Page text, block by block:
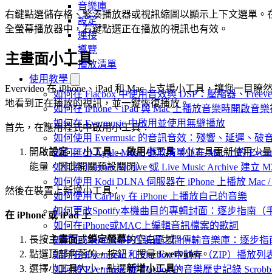
音樂庫
設定
連接
導覽
播放清單
使用教學
如何在 Flacbox 中使用音效與 DSP：壓縮器、
如何在 iPhone、iPad 與 Mac 上播放音樂時開啟音
如何在 Evermusic 中啟用並使用無縫播放
如何使用 Evermusic 的音訊音效：殘響、延遲、破
如何匯出 Apple Music 播放清單並在 Mac 上的
如何為 Internet Archive 或 Live Music Archive 建立
如何使用 Kodi DLNA 伺服器在 iPhone 上播放 Mac
如何使用 CarPlay 在 iPhone 上播放自己的音樂
如何更改Spotify本機曲目的專輯封面：逐步指南（
如何在iPhone或MAC上編輯音訊檔案的歌詞
如何在Evermusic中在裝置之間傳輸音樂庫：逐步指
如何在 Evermusic 和 Flacbox 中封存（ZIP）播放
如何將 Evermusic 或 Flacbox 的音樂歷史記錄
右鍵點選儲存格、緊湊播放器或視訊縮圖以顯示上下文選單。
全螢幕播放器中，右鍵點選正在播放的視訊也有效。
主畫面小工具
Evervideo 在 iPhone、iPad 和 Mac 上支援小工具，讓您一目瞭然
地看到正在播放的視訊，並一鍵恢復播放。
首先，在應用程式中啟用小工具：
開啟設定 → 小工具 → 啟用小工具（小工具更新使用少量
能量，因此開關預設關閉）。
然後在裝置上新增小工具：
在 iPhone 或 iPad 上
長按主畫面或鎖定螢幕的空白區域。
點選頂部角落的+按鈕，搜尋Evervideo。
選擇小工具大小，點選新增小工具。